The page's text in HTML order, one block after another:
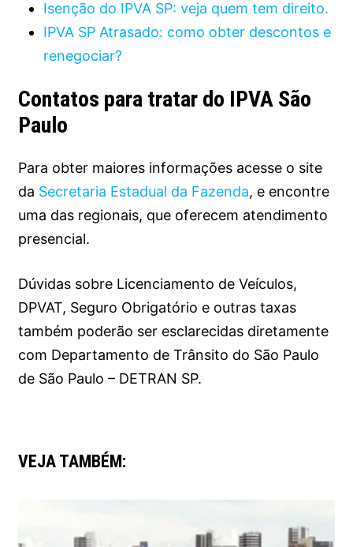
Isenção do IPVA SP: veja quem tem direito.
IPVA SP Atrasado: como obter descontos e
renegociar?
Contatos para tratar do IPVA São
Paulo
Para obter maiores informações acesse o site
da Secretaria Estadual da Fazenda, e encontre
uma das regionais, que oferecem atendimento
presencial.
Dúvidas sobre Licenciamento de Veículos,
DPVAT, Seguro Obrigatório e outras taxas
também poderão ser esclarecidas diretamente
com Departamento de Trânsito do São Paulo
de São Paulo – DETRAN SP.
VEJA TAMBÉM: